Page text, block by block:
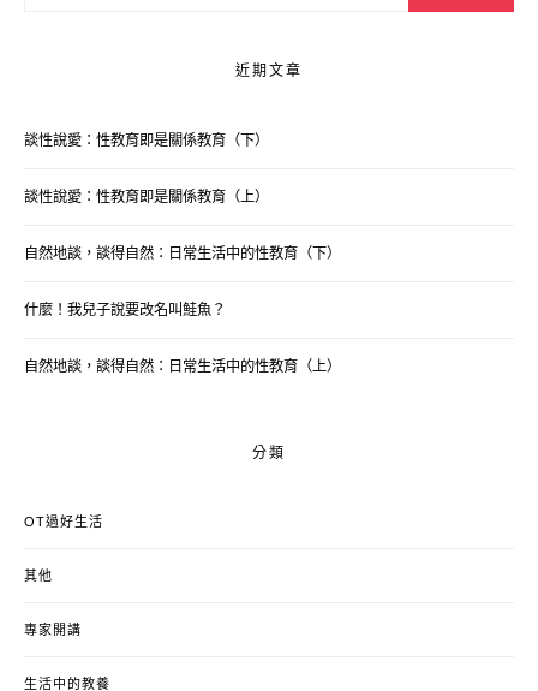
近期文章
談性說愛：性教育即是關係教育（下）
談性說愛：性教育即是關係教育（上）
自然地談，談得自然：日常生活中的性教育（下）
什麼！我兒子說要改名叫鮭魚？
自然地談，談得自然：日常生活中的性教育（上）
分類
OT過好生活
其他
專家開講
生活中的教養